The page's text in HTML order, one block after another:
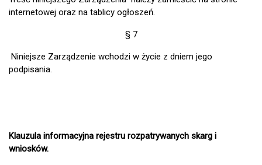
internetowej oraz na tablicy ogłoszeń.
§ 7
Niniejsze Zarządzenie wchodzi w życie z dniem jego
podpisania.
Klauzula informacyjna rejestru rozpatrywanych skarg i
wniosków.